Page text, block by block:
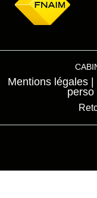
Mentions légales
perso